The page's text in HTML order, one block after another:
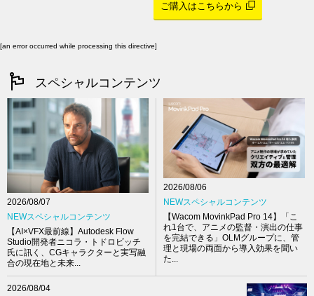
ご購入はこちらから
[an error occurred while processing this directive]
スペシャルコンテンツ
2026/08/07
NEWスペシャルコンテンツ
【AI×VFX最前線】Autodesk Flow
Studio開発者ニコラ・トドロビッチ
氏に訊く、CGキャラクターと実写融
合の現在地と未来...
2026/08/06
NEWスペシャルコンテンツ
【Wacom MovinkPad Pro 14】「こ
れ1台で、アニメの監督・演出の仕事
を完結できる」OLMグループに、管
理と現場の両面から導入効果を聞い
た...
2026/08/04